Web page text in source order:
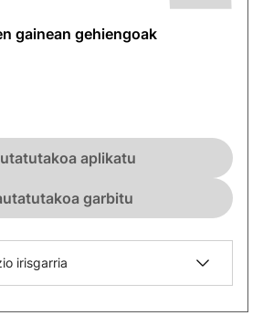
gainean gehiengoak
aplikatu
garbitu
irisgarria